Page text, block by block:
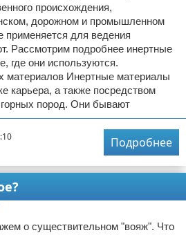
происхождения,
дорожном и промышленном
применяется для ведения
Рассмотрим подробнее инертные
где они используются.
материалов Инертные материалы
карьера, а также посредством
пород. Они бывают
Подробнее
о существительном "вояж". Что